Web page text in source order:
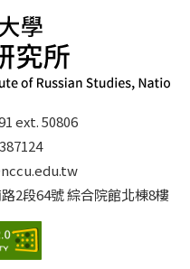
ext. 50806
2段64號 綜合院館北棟8樓